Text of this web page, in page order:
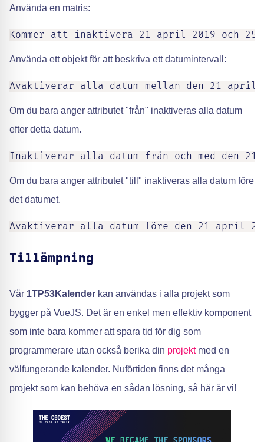
Använda en matris:
Kommer att inaktivera 21 april 2019 och 25
Använda ett objekt för att beskriva ett datumintervall:
Avaktiverar alla datum mellan den 21 april
Om du bara anger attributet "från" inaktiveras alla datum
efter detta datum.
Inaktiverar alla datum från och med den 21
Om du bara anger attributet "till" inaktiveras alla datum före
det datumet.
Avaktiverar alla datum före den 21 april
Tillämpning
Vår 1TP53Kalender kan användas i alla projekt som
bygger på VueJS. Det är en enkel men effektiv komponent
som inte bara kommer att spara tid för dig som
programmerare utan också berika din projektmed en
välfungerande kalender. Nuförtiden finns det många
projekt som kan behöva en sådan lösning, så här är vi!